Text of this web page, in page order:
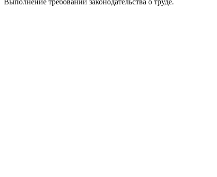
Выполнение требований законодательства о труде.